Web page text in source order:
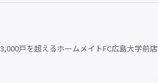
戸を超えるホームメイトFC広島大学前店